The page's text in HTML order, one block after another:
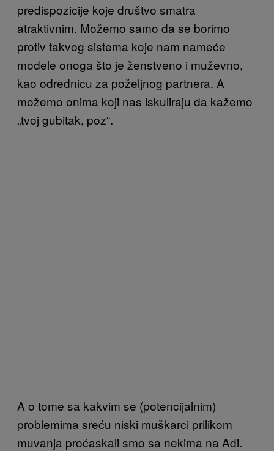
predispozicije koje društvo smatra
atraktivnim. Možemo samo da se borimo
protiv takvog sistema koje nam nameće
modele onoga što je ženstveno i muževno,
kao odrednicu za poželjnog partnera. A
možemo onima koji nas iskuliraju da kažemo
„tvoj gubitak, poz“.
A o tome sa kakvim se (potencijalnim)
problemima sreću niski muškarci prilikom
muvanja proćaskali smo sa nekima na Adi.